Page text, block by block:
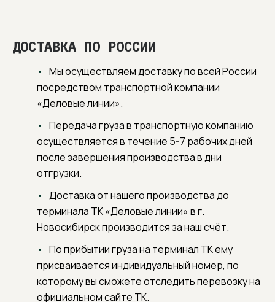
ДОСТАВКА ПО РОССИИ
Мы осуществляем доставку по всей России
посредством транспортной компании
«Деловые линии».
Передача груза в транспортную компанию
осуществляется в течение 5-7 рабочих дней
после завершения производства в дни
отгрузки.
Доставка от нашего производства до
терминала ТК «Деловые линии» в г.
Новосибирск производится за наш счёт.
По прибытии груза на терминал ТК ему
присваивается индивидуальный номер, по
которому вы сможете отследить перевозку на
официальном сайте ТК.